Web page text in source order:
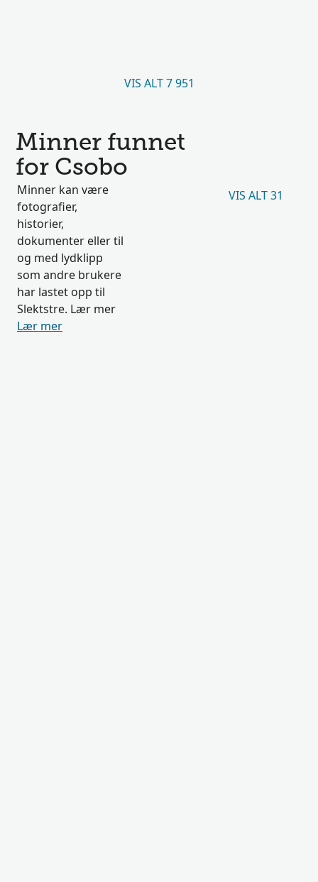
VIS ALT 7 951
Minner funnet
for Csobo
Minner kan være
fotografier,
historier,
dokumenter eller til
og med lydklipp
som andre brukere
har lastet opp til
Slektstre. Lær mer
Lær mer
VIS ALT 31